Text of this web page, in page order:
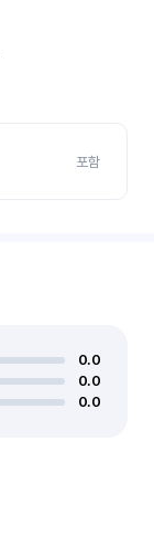
포함
0.0
0.0
0.0